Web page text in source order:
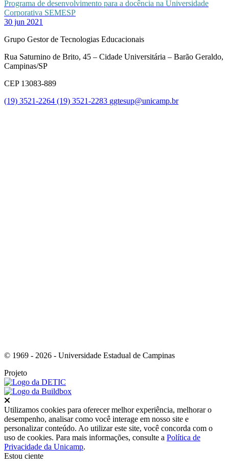
Programa de desenvolvimento para a docência na Universidade
Corporativa SEMESP
30 jun 2021
Grupo Gestor de Tecnologias Educacionais
Rua Saturnino de Brito, 45 – Cidade Universitária – Barão Geraldo,
Campinas/SP
CEP 13083-889
(19) 3521-2264 (19) 3521-2283 ggtesup@unicamp.br
© 1969 - 2026 - Universidade Estadual de Campinas
Projeto
Utilizamos cookies para oferecer melhor experiência, melhorar o
desempenho, analisar como você interage em nosso site e
personalizar conteúdo. Ao utilizar este site, você concorda com o
uso de cookies. Para mais informações, consulte a Política de
Privacidade da Unicamp.
Estou ciente